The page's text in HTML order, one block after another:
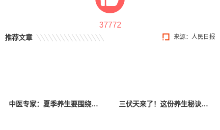
37772
来源：人民日报
推荐文章
中医专家：夏季养生要围绕“养心”和“养脾胃”展开 三伏天来了！这份养生秘诀请收好→